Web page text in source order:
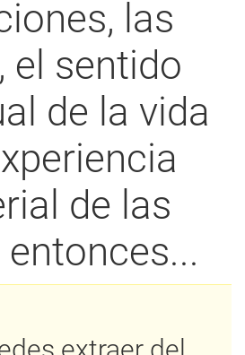
las
el sentido
de la vida
de las